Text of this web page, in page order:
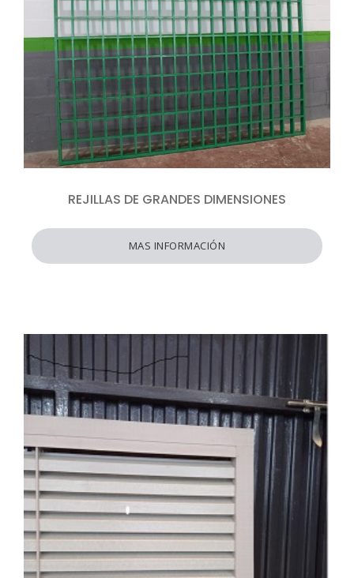
REJILLAS DE GRANDES DIMENSIONES
MAS INFORMACIÓN